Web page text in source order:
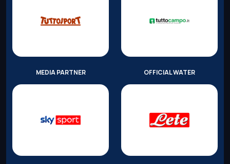
MEDIA PARTNER OFFICIAL WATER